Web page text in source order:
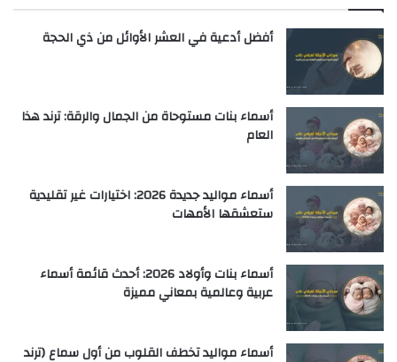
أفضل أدعية في العشر الأوائل من ذي الحجة
أسماء بنات مستوحاة من الجمال والرقة: ترند هذا
العام
أسماء مواليد جديدة 2026: اختيارات غير تقليدية
ستعشقها الأمهات
أسماء بنات وأولاد 2026: أحدث قائمة أسماء
عربية وعالمية بمعاني مميزة
أسماء مواليد تخطف القلوب من أول سماع (ترند